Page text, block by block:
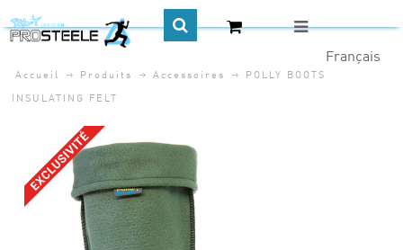
CA$
Accueil Produits Accessoires
POLLY BOOTS
INSULATING FELT